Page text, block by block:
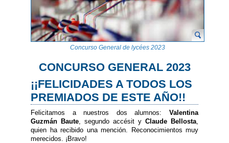
Concurso General de lycées 2023
CONCURSO GENERAL 2023
¡¡FELICIDADES A TODOS LOS
PREMIADOS DE ESTE AÑO!!
Felicitamos a nuestros dos alumnos: Valentina
Guzmán Baute , segundo accésit y Claude Bellosta
quien ha recibido una mención. Reconocimientos muy
merecidos. ¡Bravo!